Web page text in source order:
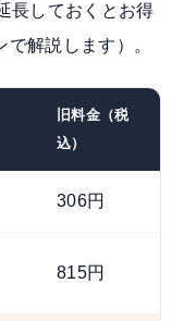
長しておくとお得
解説します）。
旧料金（税
込）
306円
815円